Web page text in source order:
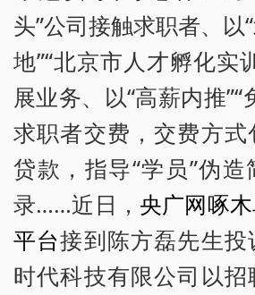
头”公司接触求职者、以
地”“北京市人才孵化实
展业务、以“高薪内推”“
求职者交费，交费方式
贷款，指导“学员”伪
录……近日， 央广网啄
平台接到陈方磊先生
时代科技有限公司以